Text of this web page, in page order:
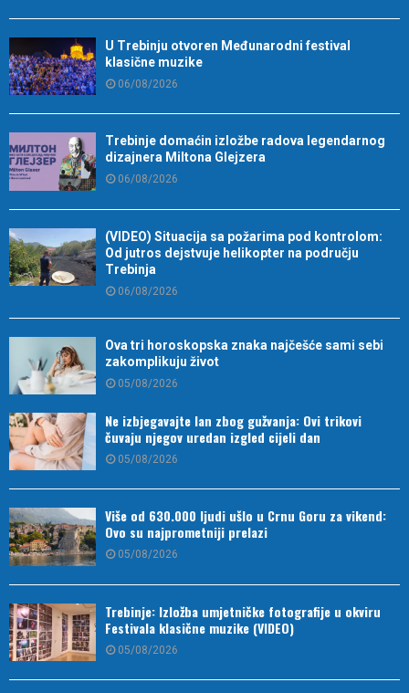
U Trebinju otvoren Međunarodni festival
klasične muzike
06/08/2026
Trebinje domaćin izložbe radova legendarnog
dizajnera Miltona Glejzera
06/08/2026
(VIDEO) Situacija sa požarima pod kontrolom:
Od jutros dejstvuje helikopter na području
Trebinja
06/08/2026
Ova tri horoskopska znaka najčešće sami sebi
zakomplikuju život
05/08/2026
Ne izbjegavajte lan zbog gužvanja: Ovi trikovi
čuvaju njegov uredan izgled cijeli dan
05/08/2026
Više od 630.000 ljudi ušlo u Crnu Goru za vikend:
Ovo su najprometniji prelazi
05/08/2026
Trebinje: Izložba umjetničke fotografije u okviru
Festivala klasične muzike (VIDEO)
05/08/2026